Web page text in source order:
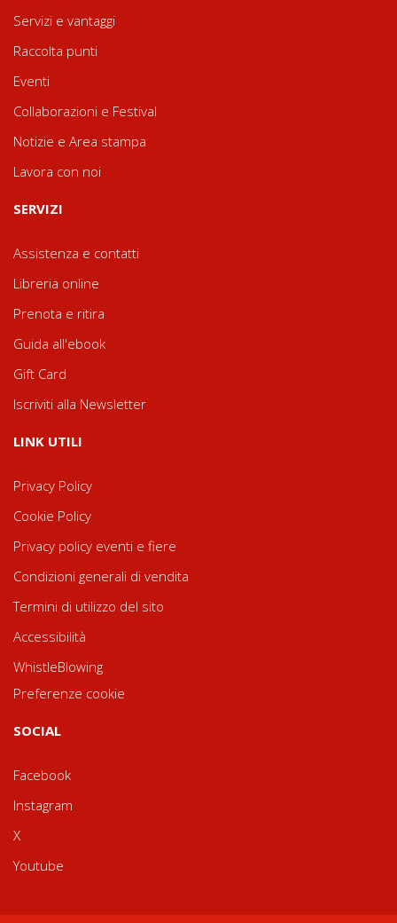
Servizi e vantaggi
Raccolta punti
Eventi
Collaborazioni e Festival
Notizie e Area stampa
Lavora con noi
SERVIZI
Assistenza e contatti
Libreria online
Prenota e ritira
Guida all'ebook
Gift Card
Iscriviti alla Newsletter
LINK UTILI
Privacy Policy
Cookie Policy
Privacy policy eventi e fiere
Condizioni generali di vendita
Termini di utilizzo del sito
Accessibilità
WhistleBlowing
Preferenze cookie
SOCIAL
Facebook
Instagram
X
Youtube